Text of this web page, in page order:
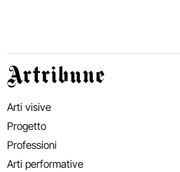
Artribune
Arti visive
Progetto
Professioni
Arti performative